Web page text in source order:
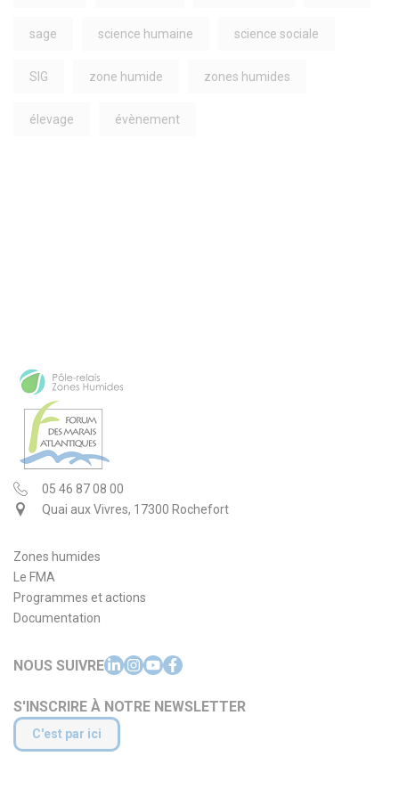
sage science humaine science sociale
SIG zone humide zones humides
élevage évènement
05 46 87 08 00
Quai aux Vivres, 17300 Rochefort
Zones humides
Le FMA
Programmes et actions
Documentation
NOUS SUIVRE
S'INSCRIRE À NOTRE NEWSLETTER
C'est par ici